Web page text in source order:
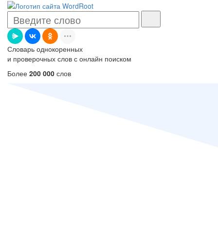
Словарь однокоренных
и проверочных слов с онлайн поиском
Более 200 000 слов